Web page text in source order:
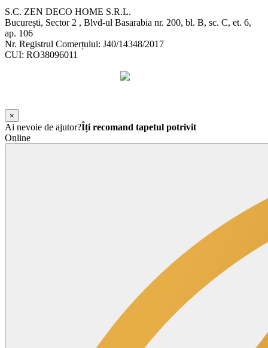
S.C. ZEN DECO HOME S.R.L.
București, Sector 2 , Blvd-ul Basarabia nr. 200, bl. B, sc. C, et. 6,
ap. 106
Nr. Registrul Comerțului: J40/14348/2017
CUI: RO38096011
×
Ai nevoie de ajutor?Îți recomand tapetul potrivit
Online